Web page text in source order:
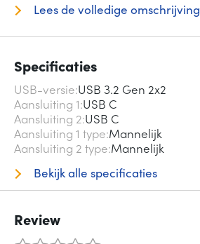
Lees de volledige omschrijving
Specificaties
USB-versie USB 3.2 Gen 2x2
Aansluiting 1 USB C
Aansluiting 2 USB C
Aansluiting 1 type Mannelijk
Aansluiting 2 type Mannelijk
Bekijk alle specificaties
Review